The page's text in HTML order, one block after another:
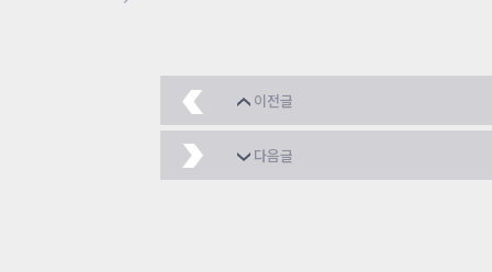
이전글
이게임 미래가 보여
다음글